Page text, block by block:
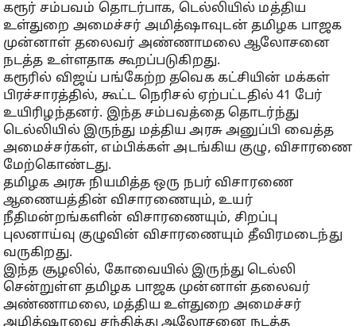
கரூர் சம்பவம் தொடர்பாக, டெல்லியில் மத்திய
உள்துறை அமைச்சர் அமித்ஷாவுடன் தமிழக பாஜக
முன்னாள் தலைவர் அண்ணாமலை ஆலோசனை
நடத்த உள்ளதாக கூறப்படுகிறது.
கரூரில் விஜய் பங்கேற்ற தவெக கட்சியின் மக்கள்
பிரச்சாரத்தில், கூட்ட நெரிசல் ஏற்பட்டதில் 41 பேர்
உயிரிழந்தனர். இந்த சம்பவத்தை தொடர்ந்து
டெல்லியில் இருந்து மத்திய அரசு அனுப்பி வைத்த
அமைச்சர்கள், எம்பிக்கள் அடங்கிய குழு, விசாரணை
மேற்கொண்டது.
தமிழக அரசு நியமித்த ஒரு நபர் விசாரணை
ஆணையத்தின் விசாரணையும், உயர்
நீதிமன்றங்களின் விசாரணையும், சிறப்பு
புலனாய்வு குழுவின் விசாரணையும் தீவிரமடைந்து
வருகிறது.
இந்த சூழலில், கோவையில் இருந்து டெல்லி
சென்றுள்ள தமிழக பாஜக முன்னாள் தலைவர்
அண்ணாமலை, மத்திய உள்துறை அமைச்சர்